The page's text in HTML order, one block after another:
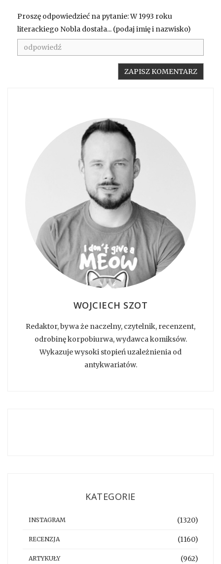
Proszę odpowiedzieć na pytanie: W 1993 roku
literackiego Nobla dostała... (podaj imię i nazwisko)
WOJCIECH SZOT
Redaktor, bywa że naczelny, czytelnik, recenzent,
odrobinę korpobiurwa, wydawca komiksów.
Wykazuje wysoki stopień uzależnienia od
antykwariatów.
KATEGORIE
INSTAGRAM (1320)
RECENZJA (1160)
ARTYKUŁY (962)